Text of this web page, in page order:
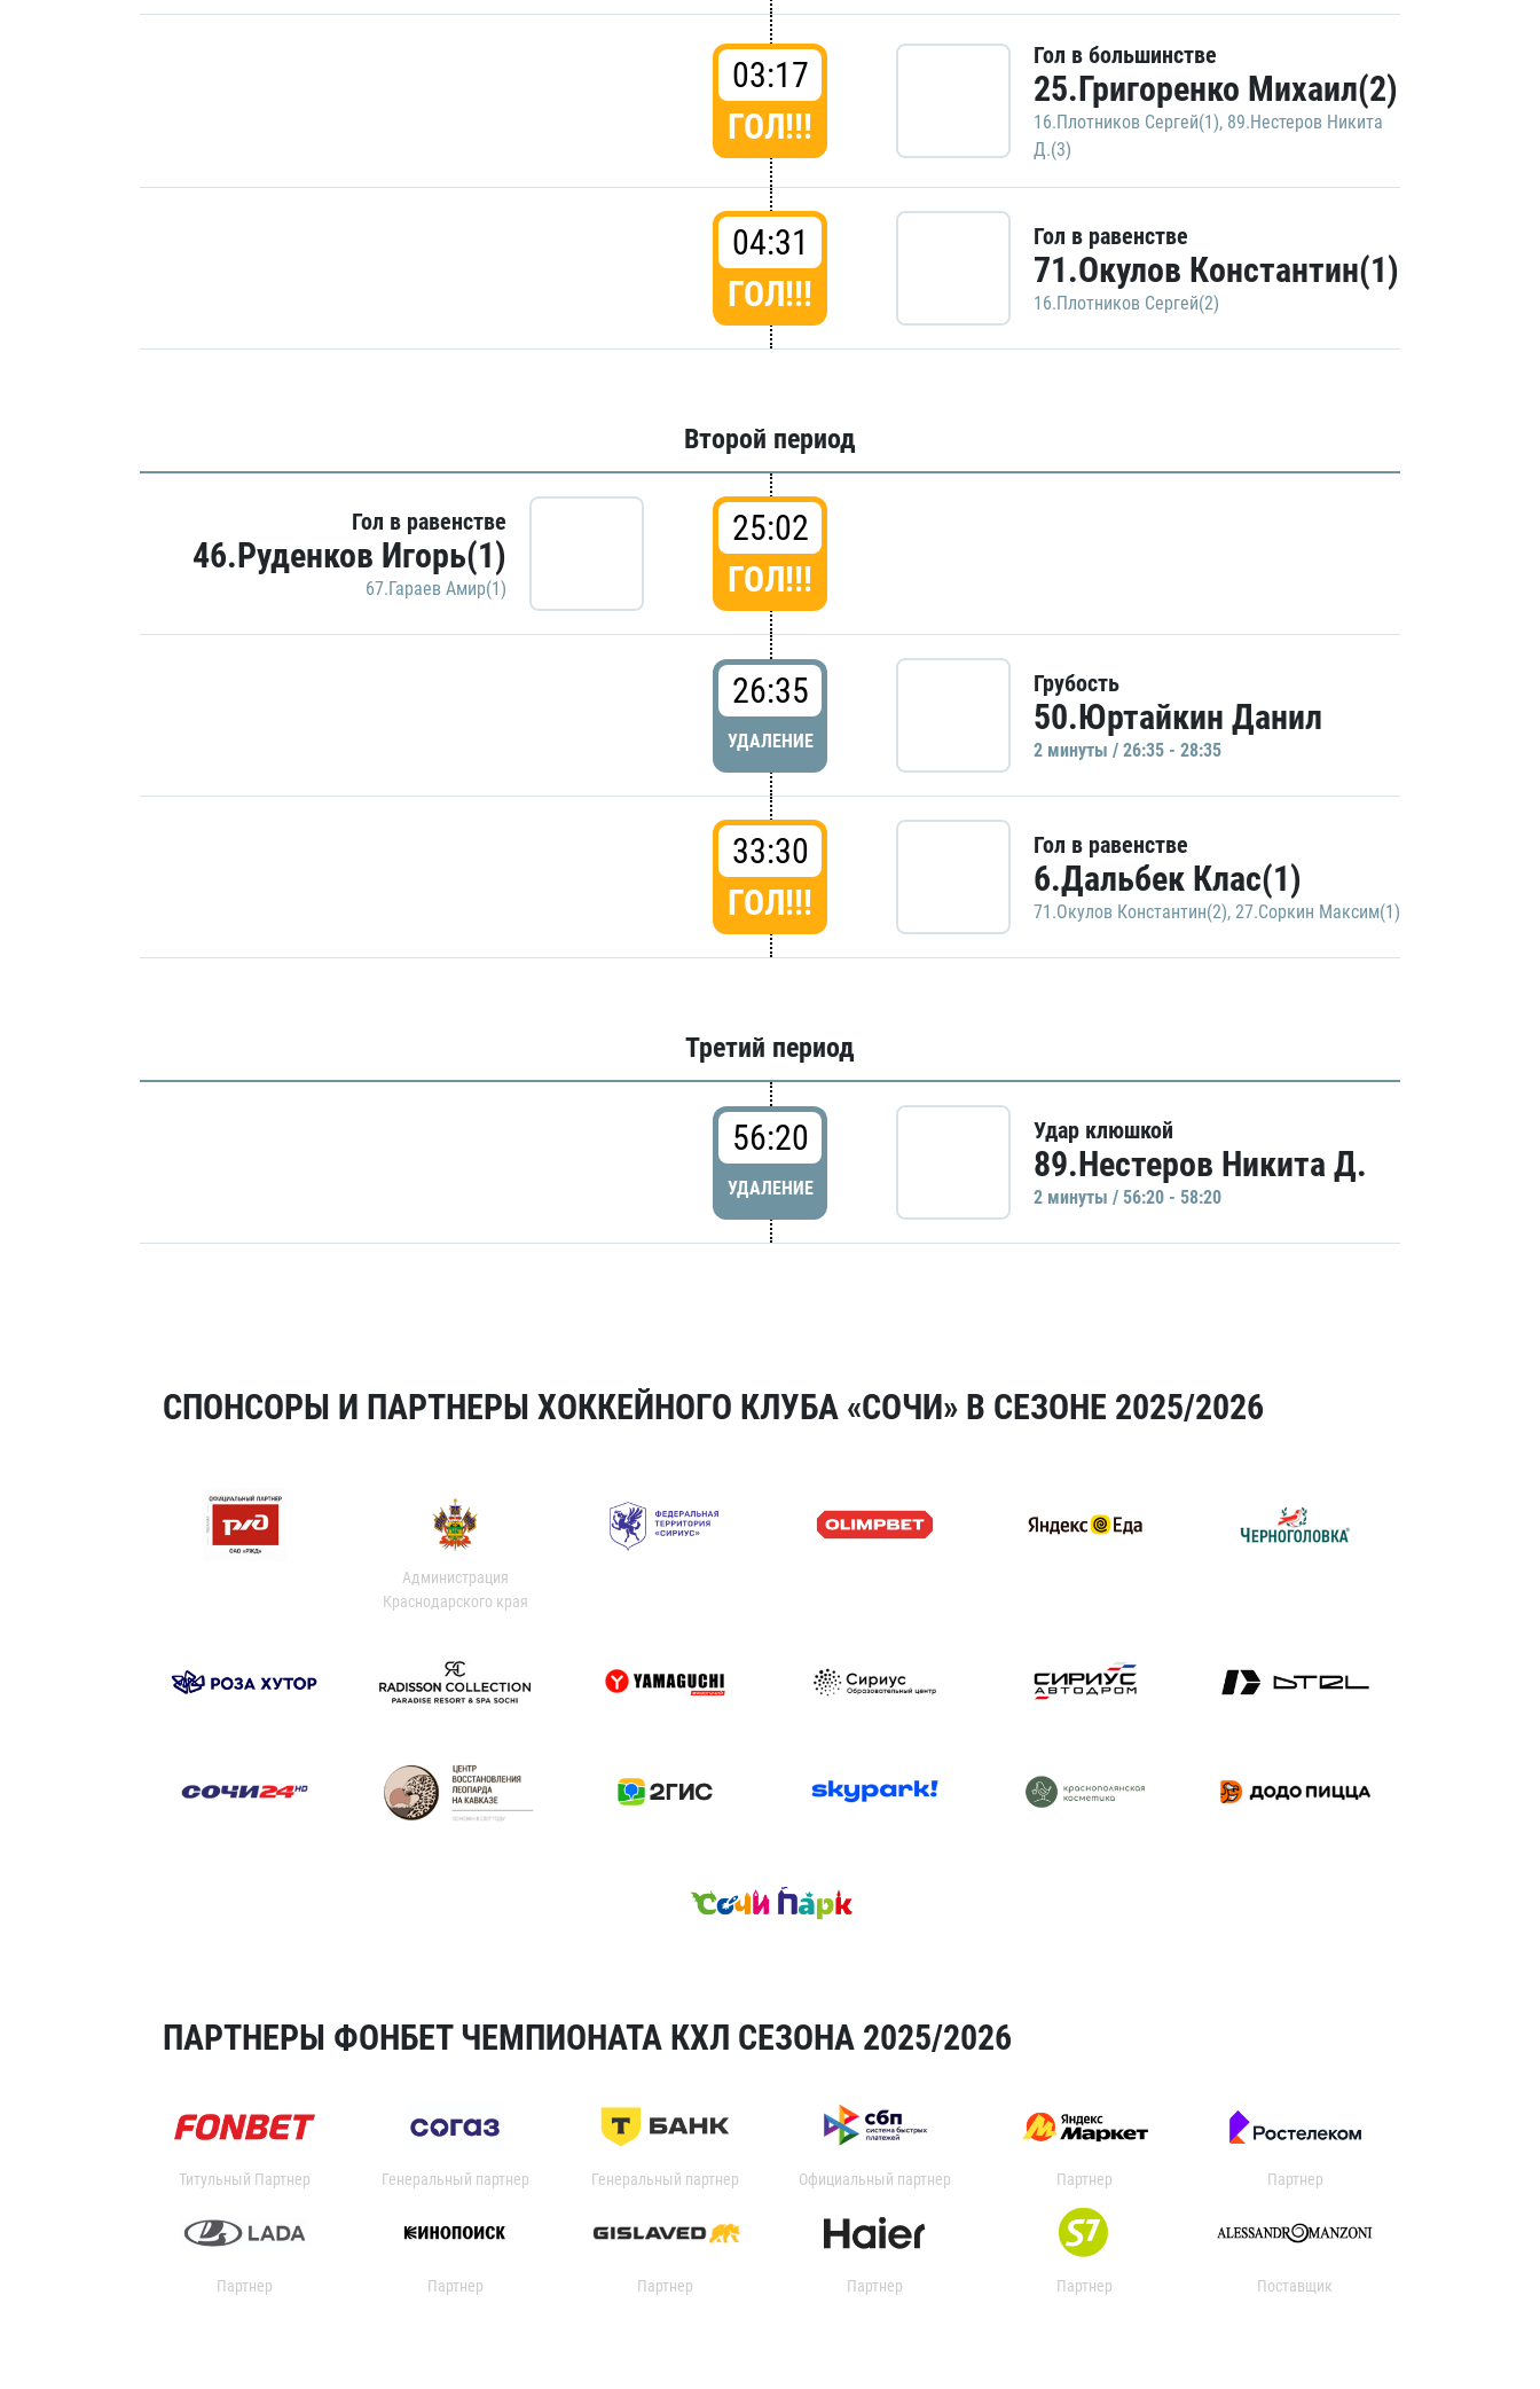
03:17
ГОЛ!!!
Гол в большинстве
25.Григоренко Михаил(2)
16.Плотников Сергей(1), 89.Нестеров Никита
Д.(3)
04:31
ГОЛ!!!
Гол в равенстве
71.Окулов Константин(1)
16.Плотников Сергей(2)
Второй период
Гол в равенстве
46.Руденков Игорь(1)
67.Гараев Амир(1)
25:02
ГОЛ!!!
26:35
УДАЛЕНИЕ
Грубость
50.Юртайкин Данил
2 минуты / 26:35 - 28:35
33:30
ГОЛ!!!
Гол в равенстве
6.Дальбек Клас(1)
71.Окулов Константин(2), 27.Соркин Максим(1)
Третий период
56:20
УДАЛЕНИЕ
Удар клюшкой
89.Нестеров Никита Д.
2 минуты / 56:20 - 58:20
СПОНСОРЫ И ПАРТНЕРЫ ХОККЕЙНОГО КЛУБА «СОЧИ» В СЕЗОНЕ 2025/2026
Администрация
Краснодарского края
ПАРТНЕРЫ ФОНБЕТ ЧЕМПИОНАТА КХЛ СЕЗОНА 2025/2026
Титульный Партнер Генеральный партнер Генеральный партнер Официальный партнер Партнер Партнер
Партнер Партнер Партнер Партнер Партнер Поставщик